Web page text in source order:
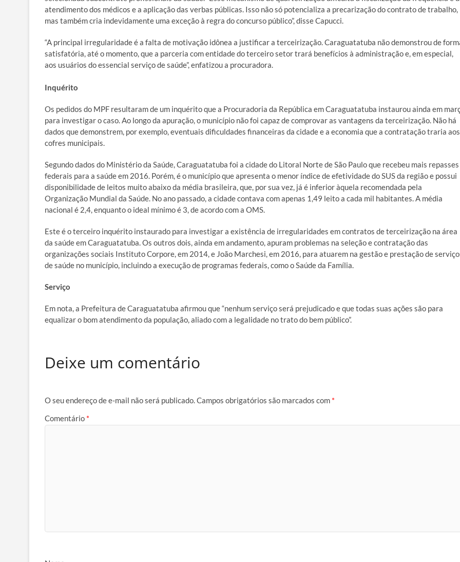
atendimento dos médicos e a aplicação das verbas públicas. Isso não só potencializa a precarização do contrato de trabalho,
mas também cria indevidamente uma exceção à regra do concurso público”, disse Capucci.
“A principal irregularidade é a falta de motivação idônea a justificar a terceirização. Caraguatatuba não demonstrou de
satisfatória, até o momento, que a parceria com entidade do terceiro setor trará benefícios à administração e, em especial,
aos usuários do essencial serviço de saúde”, enfatizou a procuradora.
Inquérito
Os pedidos do MPF resultaram de um inquérito que a Procuradoria da República em Caraguatatuba instaurou ainda em
para investigar o caso. Ao longo da apuração, o município não foi capaz de comprovar as vantagens da terceirização. Não há
dados que demonstrem, por exemplo, eventuais dificuldades financeiras da cidade e a economia que a contratação traria aos
cofres municipais.
Segundo dados do Ministério da Saúde, Caraguatatuba foi a cidade do Litoral Norte de São Paulo que recebeu mais repasses
federais para a saúde em 2016. Porém, é o município que apresenta o menor índice de efetividade do SUS da região e possui
disponibilidade de leitos muito abaixo da média brasileira, que, por sua vez, já é inferior àquela recomendada pela
Organização Mundial da Saúde. No ano passado, a cidade contava com apenas 1,49 leito a cada mil habitantes. A média
nacional é 2,4, enquanto o ideal mínimo é 3, de acordo com a OMS.
Este é o terceiro inquérito instaurado para investigar a existência de irregularidades em contratos de terceirização na área
da saúde em Caraguatatuba. Os outros dois, ainda em andamento, apuram problemas na seleção e contratação das
organizações sociais Instituto Corpore, em 2014, e João Marchesi, em 2016, para atuarem na gestão e prestação de
de saúde no município, incluindo a execução de programas federais, como o Saúde da Família.
Serviço
Em nota, a Prefeitura de Caraguatatuba afirmou que “nenhum serviço será prejudicado e que todas suas ações são para
equalizar o bom atendimento da população, aliado com a legalidade no trato do bem público”.
Deixe um comentário
O seu endereço de e-mail não será publicado.Campos obrigatórios são marcados com *
Comentário *